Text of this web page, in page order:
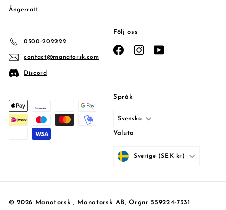
Ångerrätt
0500-202222
contact@manatorsk.com
Discord
Följ oss
FacebookInstagram
Språk
Svenska
Valuta
Sverige (SEK kr)
© 2026 Manatorsk , Manatorsk AB, Orgnr 559224-7331